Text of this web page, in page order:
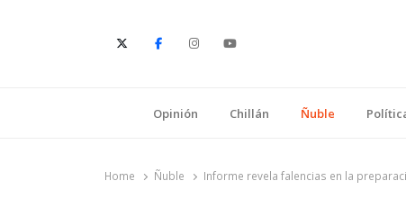
Opinión Chillán Ñuble
Home Ñuble Informe revela falencias en la